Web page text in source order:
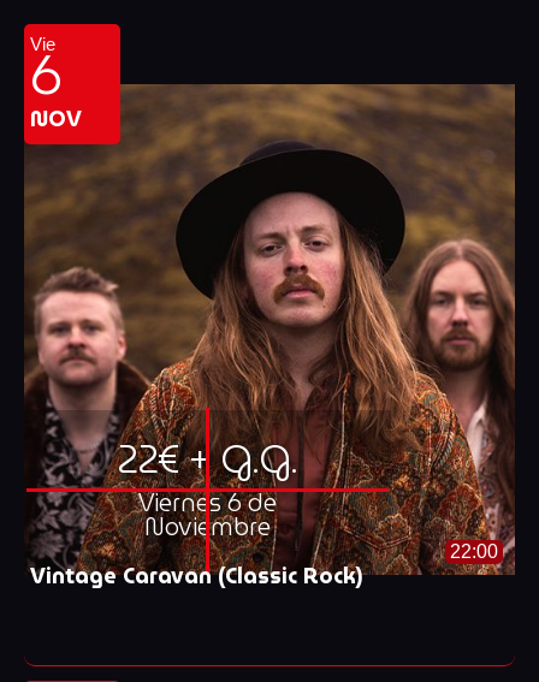
Vie
6
NOV
22€ + G.G.
Viernes 6 de
Noviembre
22:00
Vintage Caravan (Classic Rock)